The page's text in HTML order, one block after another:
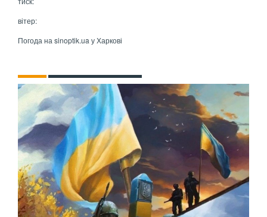
вітер:
Погода на sinoptik.ua у Харкові